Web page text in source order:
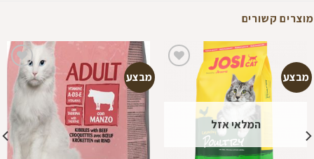
מוצרים קשורים
מבצע
המלאי אזל
מבצע
הוספה